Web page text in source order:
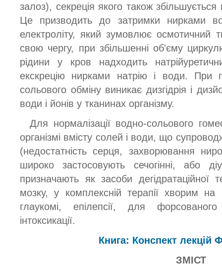
залоз), секреція якого також
Це призводить до затримки нирками
електроліту, який зумовлює осмотичний
свою чергу, при збільшенні об'єму
рідини у кров надходить
екскрецію нирками натрію і води. При
сольового обміну виникає дизгідрія і
води і йонів у тканинах організму.
Для нормалізації водно-сольового
організмі вмісту солей і води, що
(недостатність серця, захворювання
широко застосовують сечогінні, або
призначають як засоби дегідратаційної
мозку, у комплексній терапії хворим на
глаукомі, епілепсії, для
інтоксикації.
Книга: Конспект лекцій
ЗМІСТ